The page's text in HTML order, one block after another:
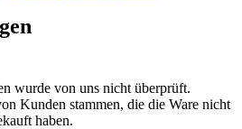
wurde von uns nicht überprüft.
Kunden stammen, die die Ware nicht
haben.